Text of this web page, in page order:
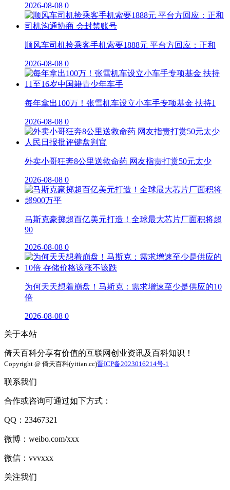
2026-08-08 0
顺风车司机捡乘客手机索要1888元 平台方回应：正和
2026-08-08 0
每年拿出100万！张雪机车设立小车手专项基金 扶持1
2026-08-08 0
外卖小哥狂奔8公里送救命药 网友指责打赏50元太少
2026-08-08 0
马斯克豪掷超百亿美元打造！全球最大芯片厂面积将超
90
2026-08-08 0
为何天天想着崩盘！马斯克：需求增速至少是供应的10
倍
2026-08-08 0
关于本站
倚天百科分享有价值的互联网创业资讯及百科知识！
Copyright @ 倚天百科(yitian.cc)晋ICP备2023016214号-1
联系我们
合作或咨询可通过如下方式：
QQ：23467321
微博：weibo.com/xxx
微信：vvvxxx
关注我们